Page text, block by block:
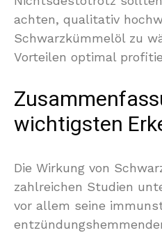
achten, qualitativ
Schwarzkümmelöl zu
Vorteilen optimal
wichtigsten
Die Wirkung von
zahlreichen Studien
vor allem seine